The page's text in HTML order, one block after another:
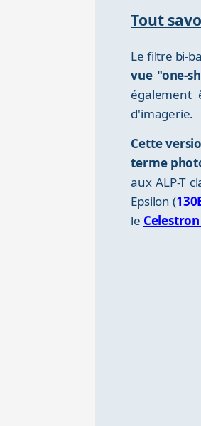
Tout
Le filtre bi-
vue "one-
également
d'imagerie.
Cette
terme
aux ALP-T
Epsilon (
le Celestron